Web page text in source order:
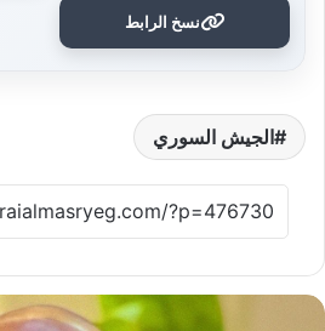
نسخ الرابط
الجيش السوري